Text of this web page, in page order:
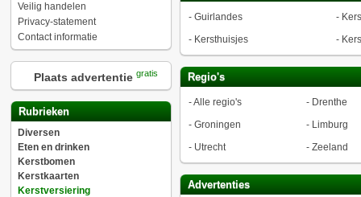
Veilig handelen
Privacy-statement
Contact informatie
Plaats advertentie gratis
Rubrieken
Diversen
Eten en drinken
Kerstbomen
Kerstkaarten
Kerstversiering
- Guirlandes -
- Kersthuisjes -
Regio's
-Alle regio's - Drenthe
- Groningen - Limburg
- Utrecht - Zeeland
Advertenties